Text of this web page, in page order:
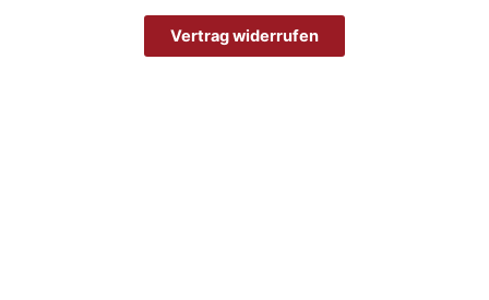
Vertrag widerrufen